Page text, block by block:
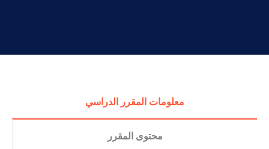
معلومات المقرر الدراسي
محتوى المقرر